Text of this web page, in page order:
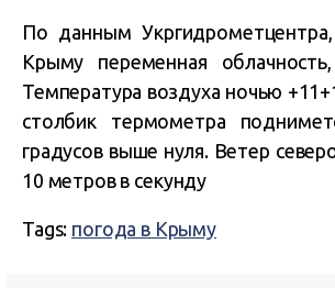
По данным
Крыму переменная
Температура воздуха ночью
столбик термометра
градусов выше нуля. Ветер
10 метров в секунду
Tags: погода в Крыму